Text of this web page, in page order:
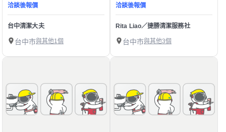
洽談後報價
台中清潔大夫
台中市與其他1個
洽談後報價
Rita Liao／捷勝清潔服務社
台中市與其他3個